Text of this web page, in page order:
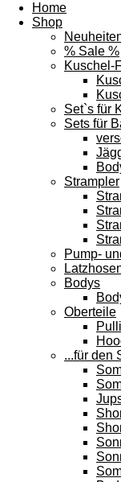
Home
Shop
% Sale %
Kuschel-
Set`s für
Sets für
Strampler
Pump-
Bodys
Oberteile
...für den